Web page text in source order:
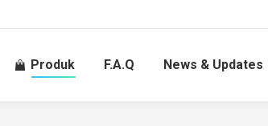
Produk F.A.Q News & Updates